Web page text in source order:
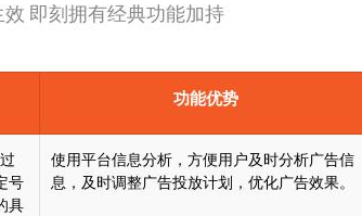
即刻拥有经典功能加持
功能优势
号
具
使用平台信息分析，方便用户及时分析广告信
息，及时调整广告投放计划，优化广告效果。